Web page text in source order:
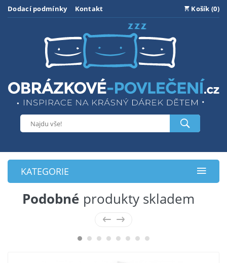
Dodací podmínky Kontakt Košík (0)
KATEGORIE
Podobné produkty skladem